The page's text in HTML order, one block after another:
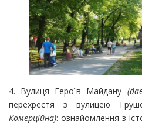
4. Вулиця Героїв Майдану
перехрестя з вулицею
Комерційна): ознайомлення з